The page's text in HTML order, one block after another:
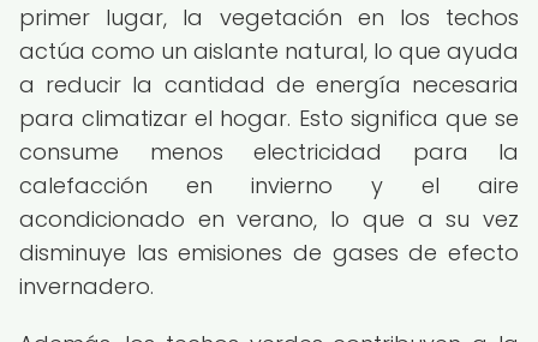
primer lugar, la vegetación en los techos
actúa como un aislante natural, lo que ayuda
a reducir la cantidad de energía necesaria
para climatizar el hogar. Esto significa que se
consume menos electricidad para la
calefacción en invierno y el aire
acondicionado en verano, lo que a su vez
disminuye las emisiones de gases de efecto
invernadero.